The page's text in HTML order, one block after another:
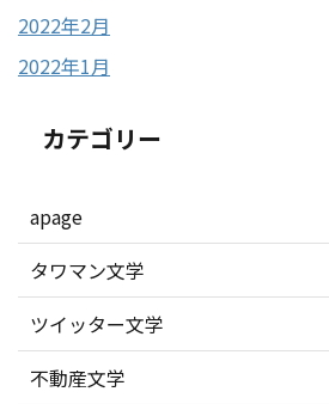
2022年2月
2022年1月
カテゴリー
apage
タワマン文学
ツイッター文学
不動産文学